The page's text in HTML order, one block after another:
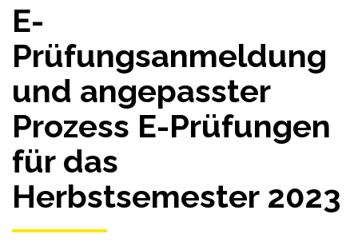
E-
Prüfungsanmeldung
und angepasster
Prozess E-Prüfungen
für das
Herbstsemester 2023